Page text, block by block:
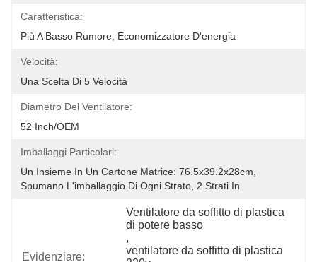
Caratteristica:
Più A Basso Rumore, Economizzatore D'energia
Velocità:
Una Scelta Di 5 Velocità
Diametro Del Ventilatore:
52 Inch/OEM
Imballaggi Particolari:
Un Insieme In Un Cartone Matrice: 76.5x39.2x28cm,
Spumano L'imballaggio Di Ogni Strato, 2 Strati In
Evidenziare:
Ventilatore da soffitto di plastica
di potere basso
,
ventilatore da soffitto di plastica